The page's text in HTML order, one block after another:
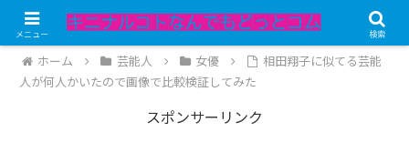
記事内にPRが含まれています。
ホーム 芸能人 女優
相田翔子に似てる芸能
人が何人かいたので画像で比較検証してみた
スポンサーリンク
メニュー 検索